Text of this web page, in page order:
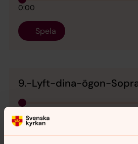
0:00
Spela
9.-Lyft-dina-ögon-
Spela